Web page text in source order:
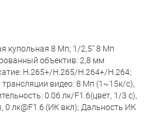
купольная 8 Мп; 1/2,5" 8 Мп
объектив: 2,8 мм
H.265+/H.265/H.264+/H.264;
трансляции видео: 8 Мп (1~15к/с),
0.06 лк/F1.6(цвет, 1/3 с),
0 лк@F1.6 (ИК вкл); Дальность ИК